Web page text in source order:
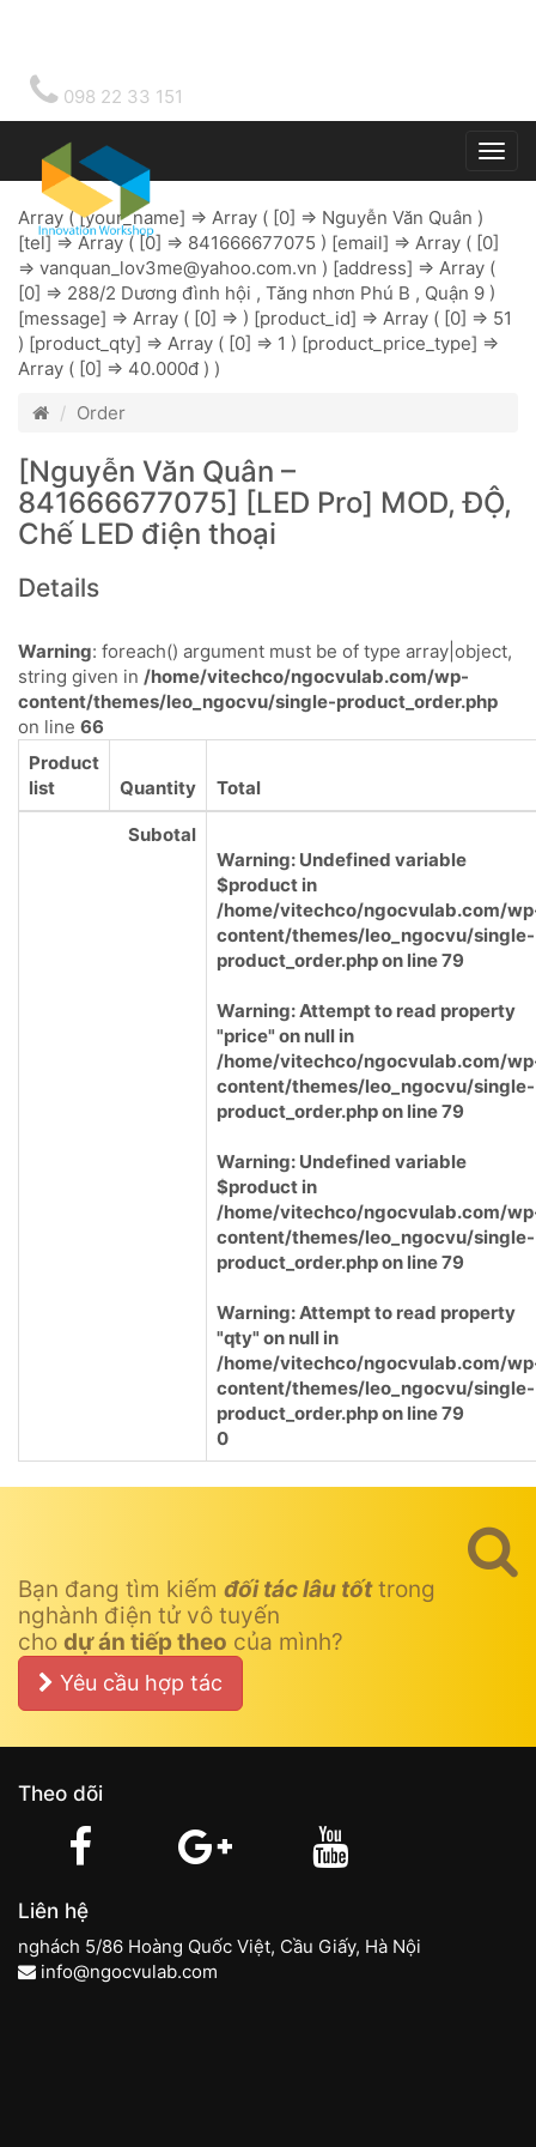
098 22 33 151
Array ( [your_name] => Array ( [0] => Nguyễn Văn Quân )
[tel] => Array ( [0] => 841666677075 ) [email] => Array ( [0]
=> vanquan_lov3me@yahoo.com.vn ) [address] => Array (
[0] => 288/2 Dương đình hội , Tăng nhơn Phú B , Quận 9 )
[message] => Array ( [0] => ) [product_id] => Array ( [0] => 51
) [product_qty] => Array ( [0] => 1 ) [product_price_type] =>
Array ( [0] => 40.000đ ) )
Order
[Nguyễn Văn Quân –
841666677075] [LED Pro] MOD, ĐỘ,
Chế LED điện thoại
Details
Warning: foreach() argument must be of type array|object,
string given in /home/vitechco/ngocvulab.com/wp-
content/themes/leo_ngocvu/single-product_order.php
on line 66
Product
list
Quantity Total
Subotal
Warning: Undefined variable
$product in
/home/vitechco/ngocvulab.com/
content/themes/leo_ngocvu/single-
product_order.phpon line79
Warning: Attempt to read property
"price" on null in
/home/vitechco/ngocvulab.com/
content/themes/leo_ngocvu/single-
product_order.phpon line79
Warning: Undefined variable
$product in
/home/vitechco/ngocvulab.com/
content/themes/leo_ngocvu/single-
product_order.phpon line79
Warning: Attempt to read property
"qty" on null in
/home/vitechco/ngocvulab.com/
content/themes/leo_ngocvu/single-
product_order.phpon line79
0
Bạn đang tìm kiếm đối tác lâu tốttrong
nghành điện tử vô tuyến
cho dự án tiếp theo của mình?
Yêu cầu hợp tác
Theo dõi
Liên hệ
nghách 5/86 Hoàng Quốc Việt, Cầu Giấy, Hà Nội
info@ngocvulab.com